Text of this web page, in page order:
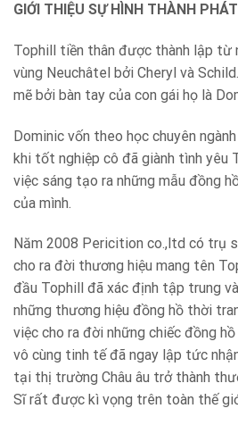
GIỚI THIỆU SỰ HÌNH THÀNH
Tophill tiền thân được thành lập từ
vùng Neuchâtel bởi Cheryl và
mẽ bởi bàn tay của con gái họ là
Dominic vốn theo học chuyên
khi tốt nghiệp cô đã giành tình yêu
việc sáng tạo ra những mẫu đồng
của mình.
Năm 2008 Pericition co.,ltd có trụ
cho ra đời thương hiệu mang tên
đầu Tophill đã xác định tập trung
những thương hiệu đồng hồ thời
việc cho ra đời những chiếc đồng
vô cùng tinh tế đã ngay lập tức
tại thị trường Châu âu trở thành
Sĩ rất được kì vọng trên toàn thế